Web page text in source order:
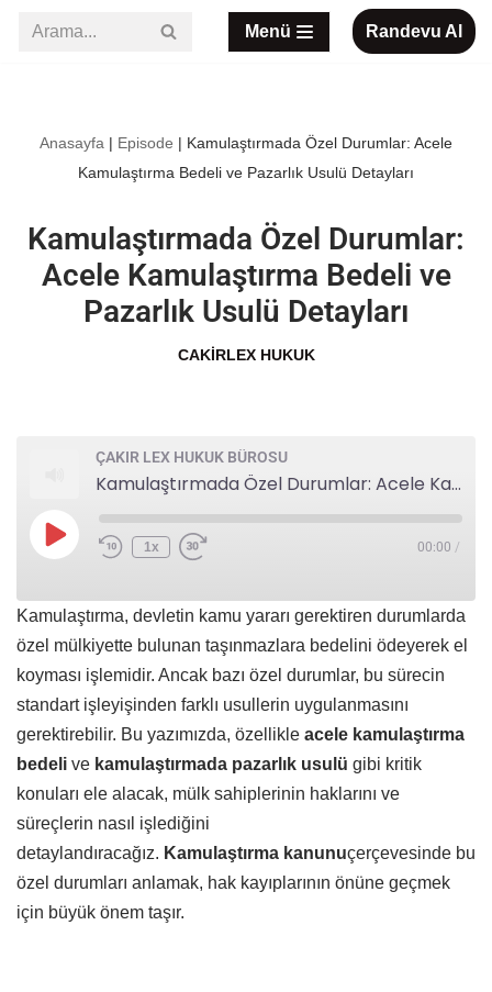
Menü Randevu Al
Anasayfa | Episode | Kamulaştırmada Özel Durumlar: Acele
Kamulaştırma Bedeli ve Pazarlık Usulü Detayları
Kamulaştırmada Özel Durumlar:
Acele Kamulaştırma Bedeli ve
Pazarlık Usulü Detayları
CAKIRLEX HUKUK
ÇAKIR LEX HUKUK BÜROSU
Kamulaştırmada Özel Durumlar: Acele Kamulaştırma Bedeli ve Pazarlık Usulü Detayları
1x 00:00 /
Kamulaştırma, devletin kamu yararı gerektiren durumlarda
özel mülkiyette bulunan taşınmazlara bedelini ödeyerek el
koyması işlemidir. Ancak bazı özel durumlar, bu sürecin
standart işleyişinden farklı usullerin uygulanmasını
gerektirebilir. Bu yazımızda, özellikle acele kamulaştırma
bedeli ve kamulaştırmada pazarlık usulü gibi kritik
konuları ele alacak, mülk sahiplerinin haklarını ve
süreçlerin nasıl işlediğini
detaylandıracağız. Kamulaştırma kanunuçerçevesinde bu
özel durumları anlamak, hak kayıplarının önüne geçmek
için büyük önem taşır.